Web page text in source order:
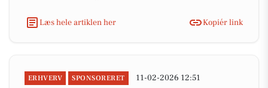
Læs hele artiklen her Kopiér link
ERHVERV SPONSORERET 11-02-2026 12:51